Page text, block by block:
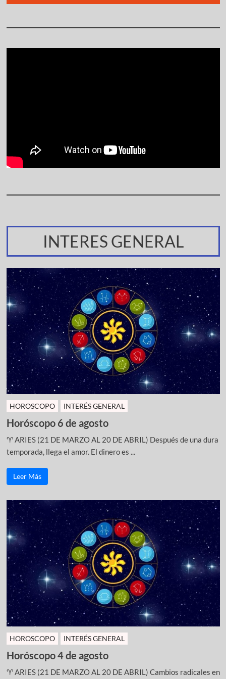
INTERES GENERAL
HOROSCOPO INTERÉS GENERAL
Horóscopo 6 de agosto
♈ ARIES (21 DE MARZO AL 20 DE ABRIL) Después de una dura
temporada, llega el amor. El dinero es ...
Leer Más
HOROSCOPO INTERÉS GENERAL
Horóscopo 4 de agosto
♈ ARIES (21 DE MARZO AL 20 DE ABRIL) Cambios radicales en